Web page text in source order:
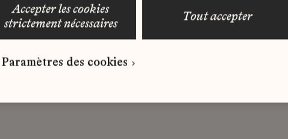
correspond à votre profil ?
spontanée dès maintenant.
accepter les cookies
strictement nécessaires
tout accepter
Paramètres des cookies